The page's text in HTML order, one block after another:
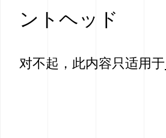
ントヘッド
对不起，此内容只适用于